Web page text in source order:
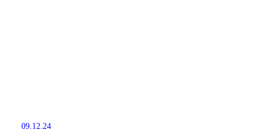
09.12.24